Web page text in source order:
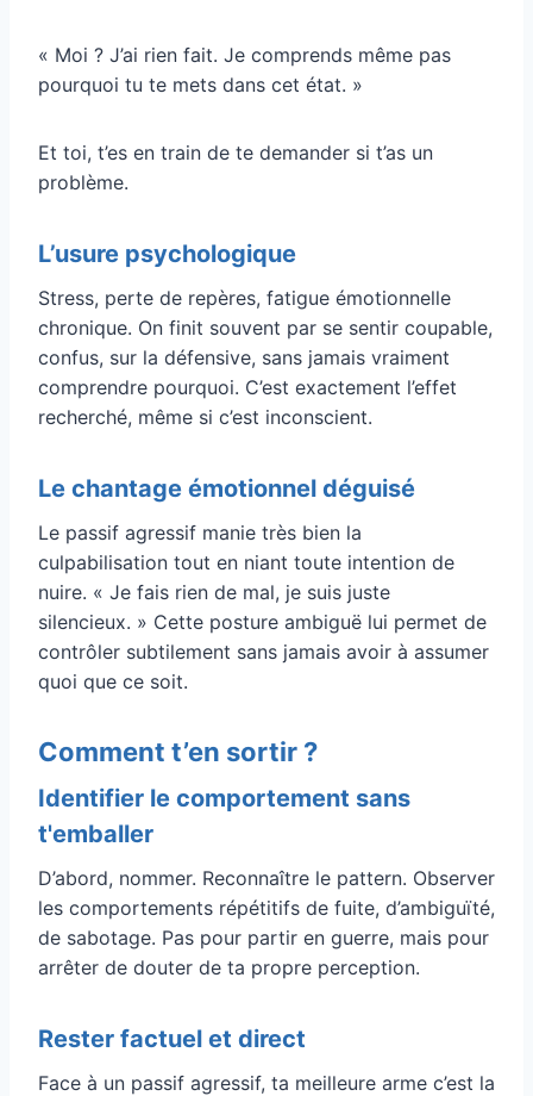
« Moi ? J’ai rien fait. Je comprends même pas
pourquoi tu te mets dans cet état. »
Et toi, t’es en train de te demander si t’as un
problème.
L’usure psychologique
Stress, perte de repères, fatigue émotionnelle
chronique. On finit souvent par se sentir coupable,
confus, sur la défensive, sans jamais vraiment
comprendre pourquoi. C’est exactement l’effet
recherché, même si c’est inconscient.
Le chantage émotionnel déguisé
Le passif agressif manie très bien la
culpabilisation tout en niant toute intention de
nuire. « Je fais rien de mal, je suis juste
silencieux. » Cette posture ambiguë lui permet de
contrôler subtilement sans jamais avoir à assumer
quoi que ce soit.
Comment t’en sortir ?
Identifier le comportement sans
t'emballer
D’abord, nommer. Reconnaître le pattern. Observer
les comportements répétitifs de fuite, d’ambiguïté,
de sabotage. Pas pour partir en guerre, mais pour
arrêter de douter de ta propre perception.
Rester factuel et direct
Face à un passif agressif, ta meilleure arme c’est la